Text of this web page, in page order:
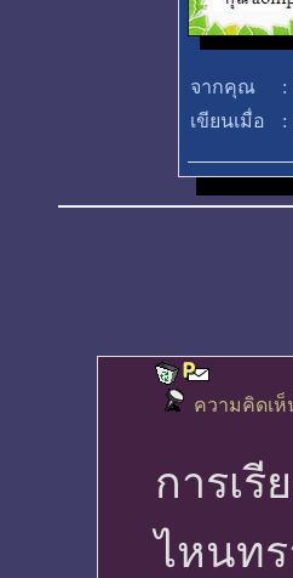
จากคุณ :
เขียนเมื่อ
:
ความคิดเห็
การเ
ไหนท